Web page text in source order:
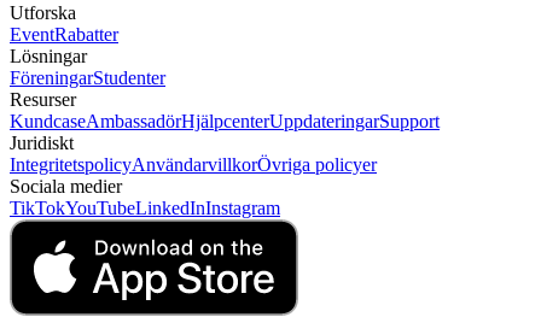
Utforska
EventRabatter
Lösningar
FöreningarStudenter
Resurser
KundcaseAmbassadörHjälpcenterUppdateringarSupport
Juridiskt
IntegritetspolicyAnvändarvillkorÖvriga policyer
Sociala medier
TikTokYouTubeLinkedInInstagram